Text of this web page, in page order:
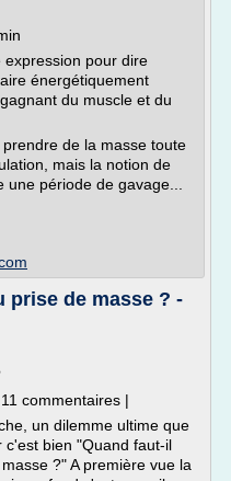
pour dire
énergétiquement
du muscle et du
de la masse toute
mais la notion de
période de gavage...
prise de masse ? -
commentaires |
un dilemme ultime que
c'est bien "Quand faut-il
?" A première vue la